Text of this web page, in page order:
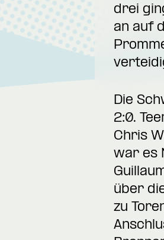
drei
an auf
Die
2:0.
Chris
war es
über
zu